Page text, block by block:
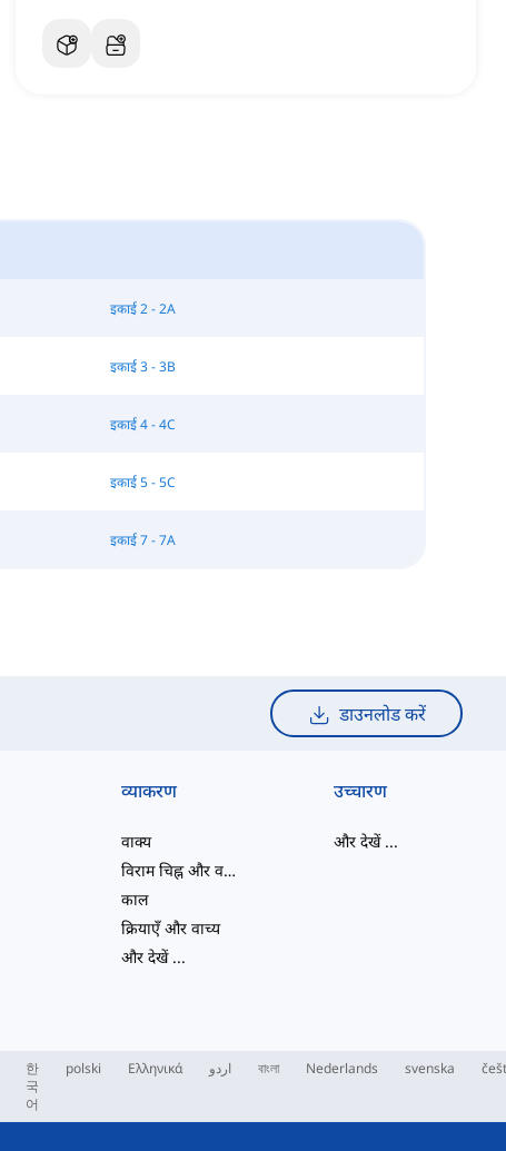
इकाई 2 - 2A
इकाई 3 - 3B
इकाई 4 - 4C
इकाई 5 - 5C
इकाई 7 - 7A
डाउनलोड करें
व्याकरण
वाक्य
विराम चिह्न और वर्तनी
काल
क्रियाएँ और वाच्य
और देखें...
उच्चारण
और देखें...
한
국
어
polski Ελληνικά اردو বাংলা Nederlands svenska